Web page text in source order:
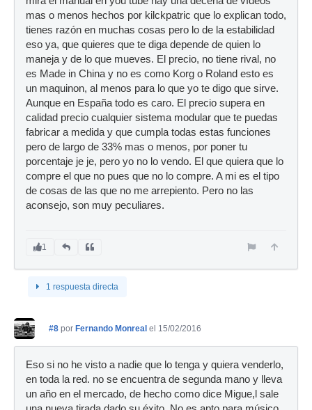
mas o menos hechos por kilckpatric que lo explican todo,
tienes razón en muchas cosas pero lo de la estabilidad
eso ya, que quieres que te diga depende de quien lo
maneja y de lo que mueves. El precio, no tiene rival, no
es Made in China y no es como Korg o Roland esto es
un maquinon, al menos para lo que yo te digo que sirve.
Aunque en España todo es caro. El precio supera en
calidad precio cualquier sistema modular que te puedas
fabricar a medida y que cumpla todas estas funciones
pero de largo de 33% mas o menos, por poner tu
porcentaje je je, pero yo no lo vendo. El que quiera que lo
compre el que no pues que no lo compre. A mi es el tipo
de cosas de las que no me arrepiento. Pero no las
aconsejo, son muy peculiares.
1
1 respuesta directa
#8 por Fernando Monreal el 15/02/2016
Eso si no he visto a nadie que lo tenga y quiera venderlo,
en toda la red. no se encuentra de segunda mano y lleva
un año en el mercado, de hecho como dice Migue,l sale